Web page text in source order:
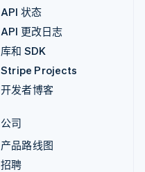
API 状态
API 更改日志
库和 SDK
Stripe Projects
开发者博客
公司
产品路线图
招聘